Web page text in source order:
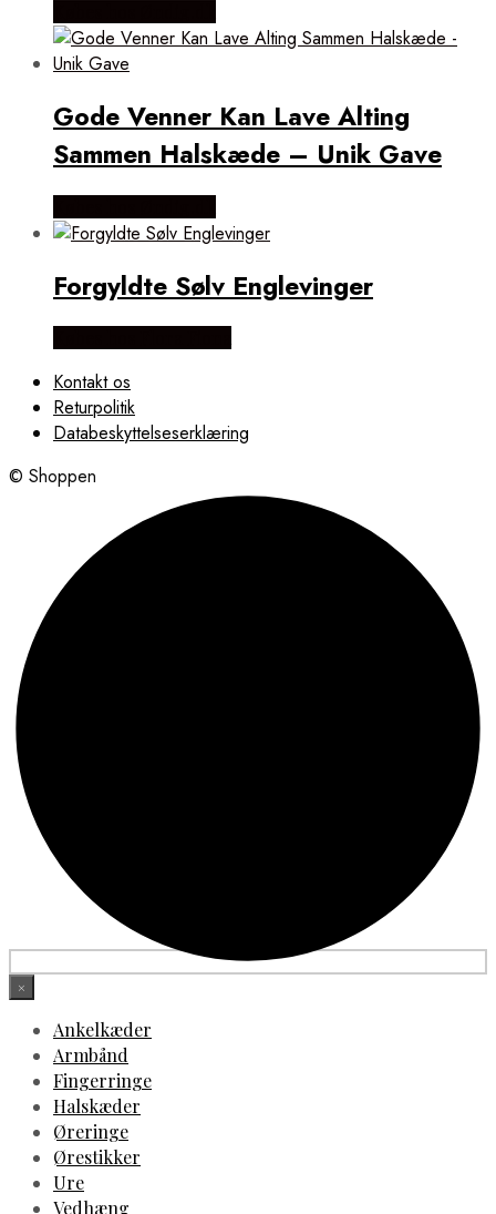
Gode Venner Kan Lave Alting
Sammen Halskæde – Unik Gave
Forgyldte Sølv Englevinger
Kontakt os
Returpolitik
Databeskyttelseserklæring
© Shoppen
×
Ankelkæder
Armbånd
Fingerringe
Halskæder
Øreringe
Ørestikker
Ure
Vedhæng